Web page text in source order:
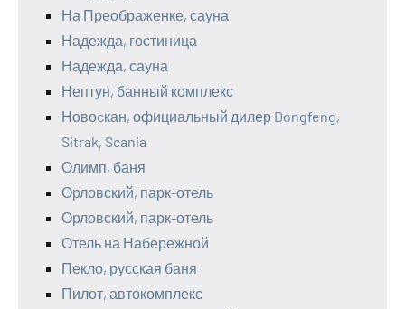
На Преображенке, сауна
Надежда, гостиница
Надежда, сауна
Нептун, банный комплекс
Новоcкан, официальный дилер Dongfeng,
Sitrak, Scania
Олимп, баня
Орловский, парк-отель
Орловский, парк-отель
Отель на Набережной
Пекло, русская баня
Пилот, автокомплекс